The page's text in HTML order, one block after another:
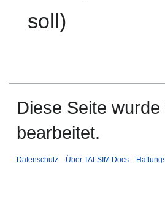
soll)
Diese Seite
bearbeitet.
Datenschutz Über TALSIM Docs